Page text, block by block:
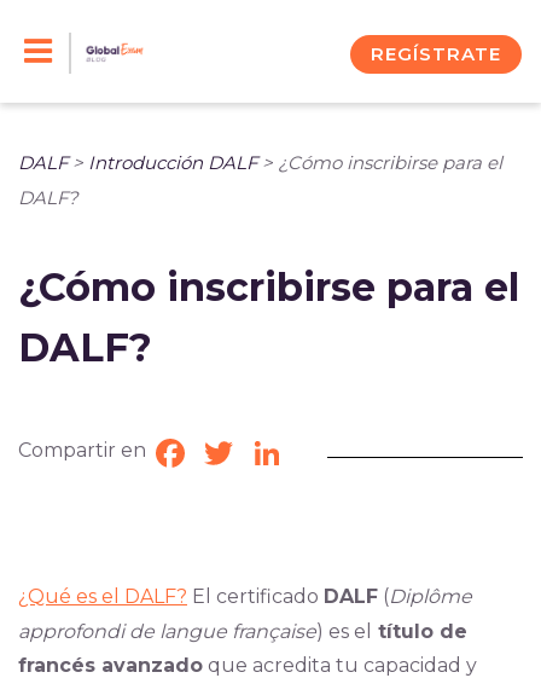
REGÍSTRATE
DALF> Introducción DALF> ¿Cómo inscribirse para el
DALF?
¿Cómo inscribirse para el
DALF?
Compartir en Facebook
TwitterLinkedIn
¿Qué es el DALF? El certificado DALF (Diplôme
approfondi de langue française) es el título de
francés avanzado que acredita tu capacidad y